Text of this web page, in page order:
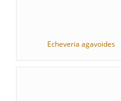
Echeveria agavoides